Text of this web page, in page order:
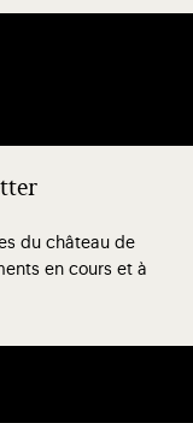
du château de
en cours et à